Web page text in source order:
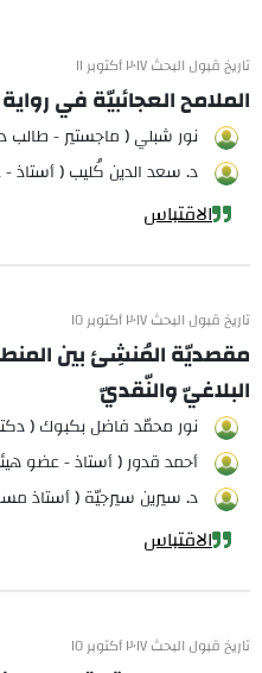
تاريخ قبول البحث ٢٠١٧ أكتوبر ١١
الملامح العجائبيّة في
نور شبلي ( ماجستير - طالب
د. سعد الدين كُليب ( أستاذ
الاقتباس
تاريخ قبول البحث ٢٠١٧ أكتوبر ١٥
مقصديّة المُنشِئ بين
البلاغيّ والنّقديّ
نور محمّد فاضل بكبوك (
أحمد قدور ( أستاذ - عضو
د. سيرين سيرجيّة ( أستاذ
الاقتباس
تاريخ قبول البحث ٢٠١٧ أكتوبر ١٥